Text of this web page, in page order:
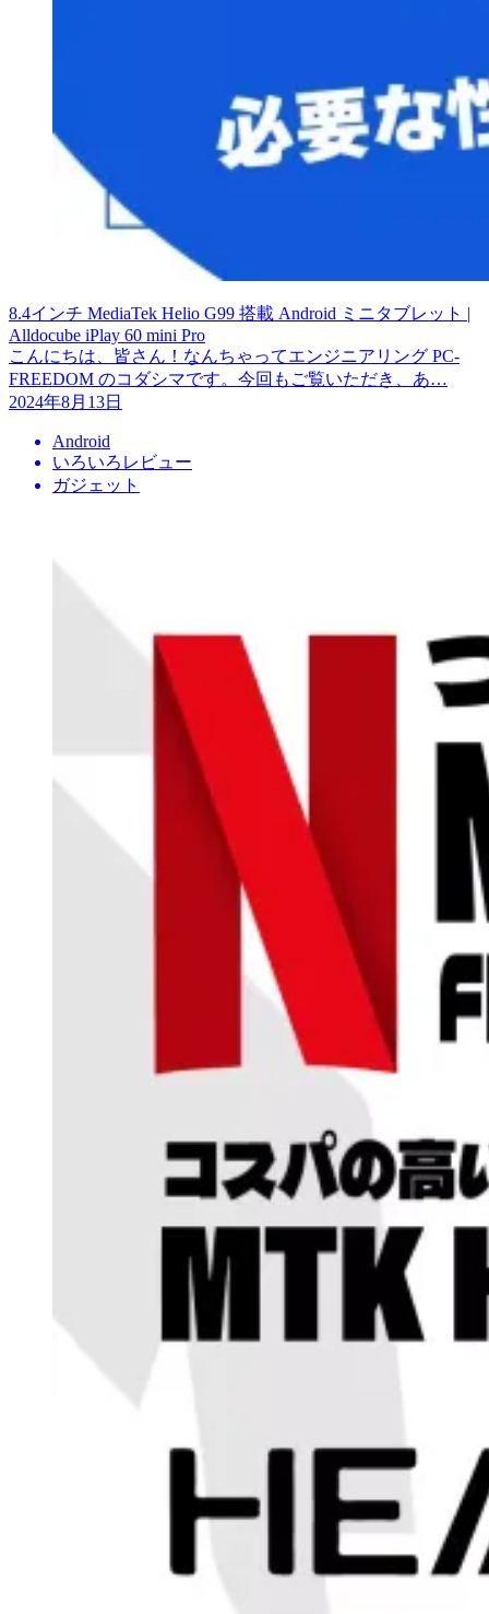
8.4インチ MediaTek Helio G99 搭載 Android ミニタブレット |
Alldocube iPlay 60 mini Pro
こんにちは、皆さん！なんちゃってエンジニアリング PC-
FREEDOM のコダシマです。今回もご覧いただき、あ…
2024年8月13日
Android
いろいろレビュー
ガジェット